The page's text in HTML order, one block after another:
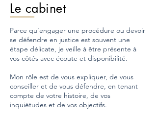
Le cabinet
Parce qu’engager une procédure ou devoir
se défendre en justice est souvent une
étape délicate, je veille à être présente à
vos côtés avec écoute et disponibilité.
Mon rôle est de vous expliquer, de vous
conseiller et de vous défendre, en tenant
compte de votre histoire, de vos
inquiétudes et de vos objectifs.